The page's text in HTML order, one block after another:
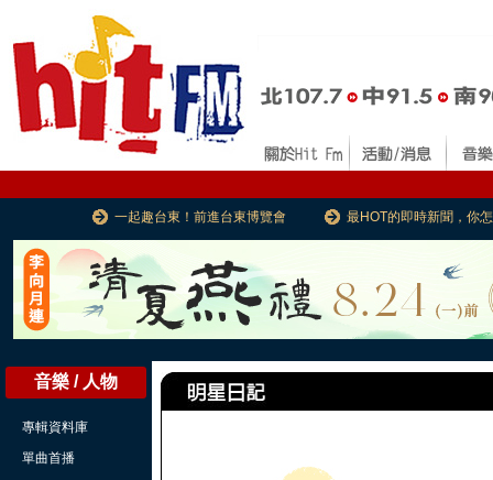
一起趣台東！前進台東博覽會 最HOT的即時新聞，你
音樂 / 人物
專輯資料庫
單曲首播